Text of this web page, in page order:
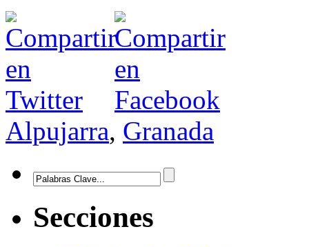
Alpujarra, Granada
Secciones